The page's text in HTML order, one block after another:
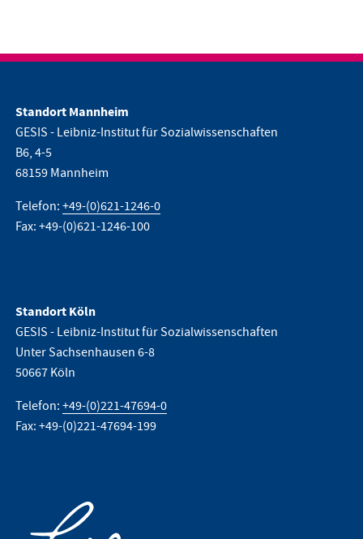
Standort Mannheim
GESIS - Leibniz-Institut für Sozialwissenschaften
B6, 4-5
68159 Mannheim
Telefon:+49-(0)621-1246-0
Fax: +49-(0)621-1246-100
Standort Köln
GESIS - Leibniz-Institut für Sozialwissenschaften
Unter Sachsenhausen 6-8
50667 Köln
Telefon:+49-(0)221-47694-0
Fax: +49-(0)221-47694-199